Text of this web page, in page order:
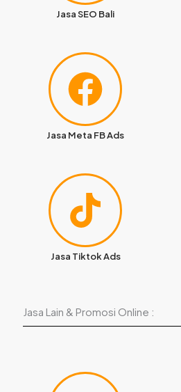
Jasa SEO Bali
Jasa Meta FB Ads
Jasa Tiktok Ads
Jasa Lain & Promosi Online :